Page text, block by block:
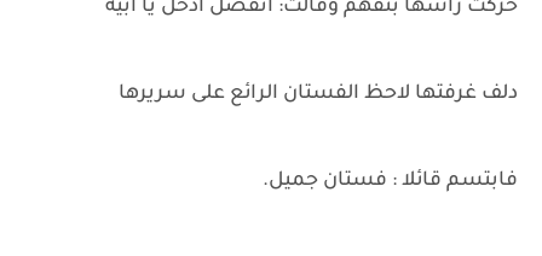
حركت رأسها بتفهم وقالت: اتفضل ادخل يا أبيه
دلف غرفتها لاحظ الفستان الرائع على سريرها
فابتسم قائلا : فستان جميل.